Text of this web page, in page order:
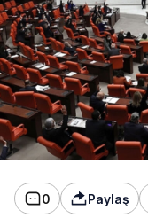
0 Paylaş